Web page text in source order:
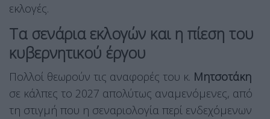
εκλογές.
Τα σενάρια εκλογών και η πίεση του
κυβερνητικού έργου
Πολλοί θεωρούν τις αναφορές του κ. Μητσοτάκη
σε κάλπες το 2027 απολύτως αναμενόμενες, από
τη στιγμή που η σεναριολογία περί ενδεχόμενων